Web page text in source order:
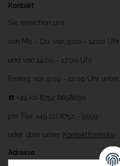
Kontakt
Sie erreichen uns
von Mo. - Do. von 9:00 - 12:00 Uhr
und von 14:00 - 17:00 Uhr
Freitag von 9:00 - 12:00 Uhr unter:
☎️ +49 (0) 8752 8658090
per Fax: +49 (0) 8752 - 9599
oder über unser Kontaktformular
Adresse